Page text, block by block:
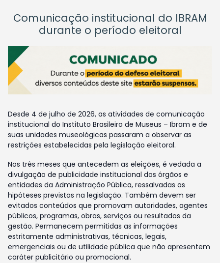
Comunicação institucional do IBRAM
durante o período eleitoral
Desde 4 de julho de 2026, as atividades de comunicação
institucional do Instituto Brasileiro de Museus – Ibram e de
suas unidades museológicas passaram a observar as
restrições estabelecidas pela legislação eleitoral.
Nos três meses que antecedem as eleições, é vedada a
divulgação de publicidade institucional dos órgãos e
entidades da Administração Pública, ressalvadas as
hipóteses previstas na legislação. Também devem ser
evitados conteúdos que promovam autoridades, agentes
públicos, programas, obras, serviços ou resultados da
gestão. Permanecem permitidas as informações
estritamente administrativas, técnicas, legais,
emergenciais ou de utilidade pública que não apresentem
caráter publicitário ou promocional.